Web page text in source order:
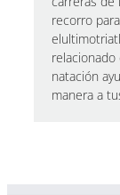
recorro
natación
manera a